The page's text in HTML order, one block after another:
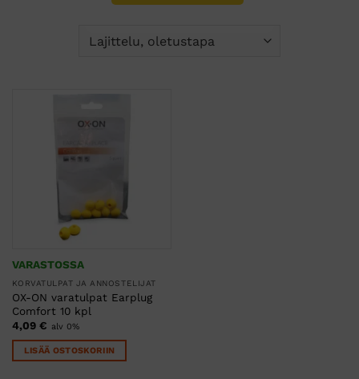
VARASTOSSA
KORVATULPAT JA ANNOSTELIJAT
OX-ON varatulpat Earplug
Comfort 10 kpl
4,09 € alv 0%
LISÄÄ OSTOSKORIIN